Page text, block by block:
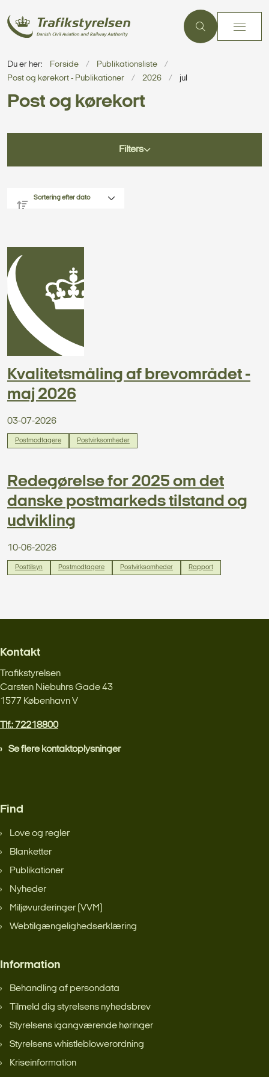
Du er her: Forside
Publikationsliste
Post og kørekort - Publikationer
2026 jul
Post og kørekort
Filters
Kvalitetsmåling af brevområdet -
maj 2026
03-07-2026
Postmodtagere Postvirksomheder
Redegørelse for 2025 om det
danske postmarkeds tilstand og
udvikling
10-06-2026
Posttilsyn Postmodtagere Postvirksomheder Rapport
Kontakt
Trafikstyrelsen
Carsten Niebuhrs Gade 43
1577 København V
Tlf.: 72218800
Se flere kontaktoplysninger
Find
Love og regler
Blanketter
Publikationer
Nyheder
Miljøvurderinger (VVM)
Webtilgængelighedserklæring
Information
Behandling af persondata
Tilmeld dig styrelsens nyhedsbrev
Styrelsens igangværende høringer
Styrelsens whistleblowerordning
Kriseinformation